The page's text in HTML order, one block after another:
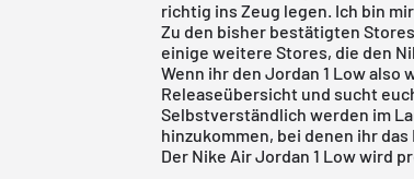
richtig ins Zeug legen. Ich bin
Zu den bisher bestätigten
einige weitere Stores, die den
Wenn ihr den Jordan 1 Low
Releaseübersicht und sucht
Selbstverständlich werden im
hinzukommen, bei denen ihr
Der Nike Air Jordan 1 Low wird